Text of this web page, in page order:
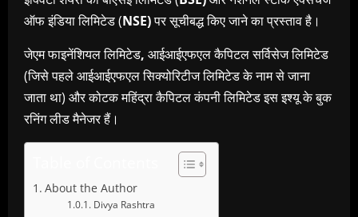
ऑफ इंडिया लिमिटेड (NSE)पर सूचीबद्ध किए जाने का प्रस्ताव है।
जेएम फाइनेंशियल लिमिटेड, आईआईएफएल कैपिटल सर्विसेज लिमिटेड
(जिसे पहले आईआईएफएल सिक्योरिटीज लिमिटेड के नाम से जाना
जाता था) और कोटक महिंद्रा कैपिटल कंपनी लिमिटेड इस इश्यू के बुक
रनिंग लीड मैनेजर हैं।
About the Author
Divya Rashtra